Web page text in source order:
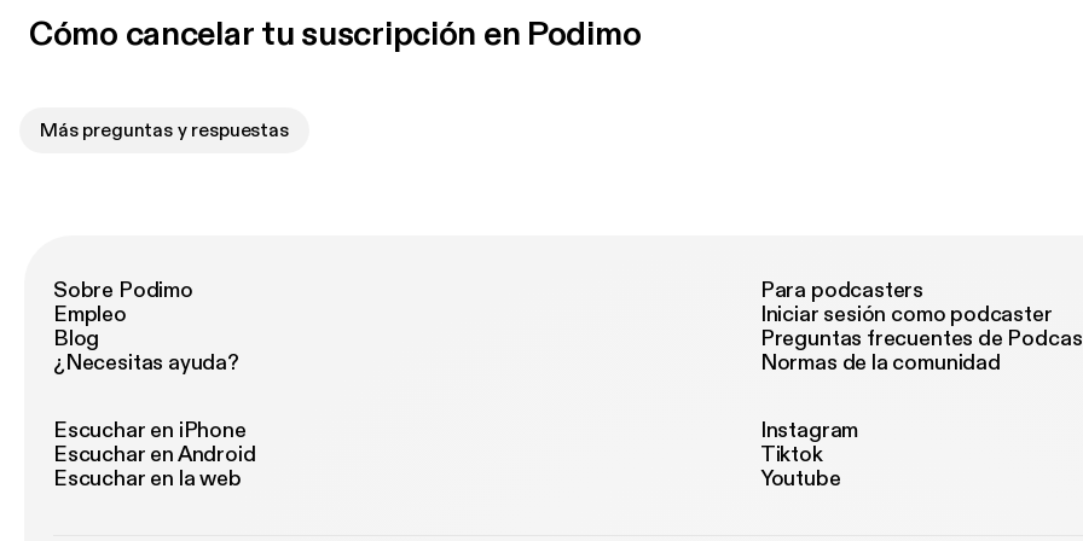
Cómo cancelar tu suscripción en Podimo
Más preguntas y respuestas
Sobre Podimo
Empleo
Blog
¿Necesitas ayuda?
Para podcasters
Iniciar sesión como podcaster
Preguntas frecuentes de
Normas de la comunidad
Escuchar en iPhone
Escuchar en Android
Escuchar en la web
Instagram
Tiktok
Youtube